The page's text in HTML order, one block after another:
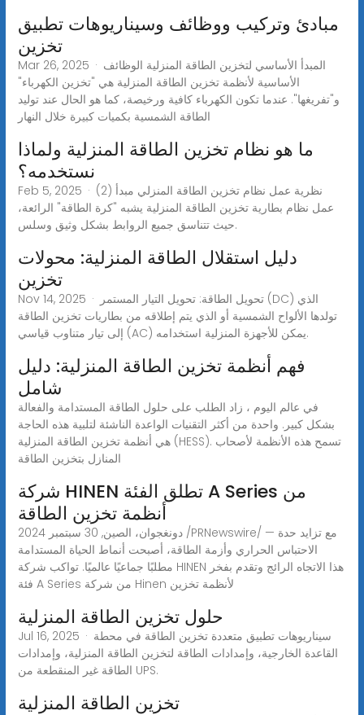
مبادئ وتركيب ووظائف وسيناريوهات تطبيق
تخزين
Mar 26, 2025 · المبدأ الأساسي لتخزين الطاقة المنزلية الوظائف
الأساسية لأنظمة تخزين الطاقة المنزلية هي "تخزين الكهرباء"
و"تفريغها". عندما تكون الكهرباء كافية ورخيصة، كما هو الحال عند توليد
الطاقة الشمسية بكميات كبيرة خلال النهار
ما هو نظام تخزين الطاقة المنزلية ولماذا
نستخدمه؟
Feb 5, 2025 · (2) نظرية عمل نظام تخزين الطاقة المنزلي مبدأ
عمل نظام بطارية تخزين الطاقة المنزلية يشبه "كرة الطاقة" الرائعة،
حيث تتناسق جميع الروابط بشكل وثيق وسلس.
دليل استقلال الطاقة المنزلية: محولات
تخزين
Nov 14, 2025 · تحويل الطاقة: تحويل التيار المستمر (DC) الذي
تولدها الألواح الشمسية أو الذي يتم إطلاقه من بطاريات تخزين الطاقة
إلى تيار متناوب قياسي (AC) يمكن للأجهزة المنزلية استخدامه.
فهم أنظمة تخزين الطاقة المنزلية: دليل
شامل
في عالم اليوم ، زاد الطلب على حلول الطاقة المستدامة والفعالة
بشكل كبير. واحدة من أكثر التقنيات الواعدة الناشئة لتلبية هذه الحاجة
هي أنظمة تخزين الطاقة المنزلية (HESS). تسمح هذه الأنظمة لأصحاب
المنازل بتخزين الطاقة
شركة HINEN تطلق الفئة A Series من
أنظمة تخزين الطاقة
دونغجوان، الصين, 30 سبتمبر 2024 /PRNewswire/ — مع تزايد حدة
الاحتباس الحراري وأزمة الطاقة، أصبحت أنماط الحياة المستدامة
مطلبًا جماعيًا عالميًا. تواكب شركة HINEN هذا الاتجاه الرائج وتقدم بفخر
فئة A Series من شركة Hinen لأنظمة تخزين
حلول تخزين الطاقة المنزلية
Jul 16, 2025 · سيناريوهات تطبيق متعددة تخزين الطاقة في محطة
القاعدة الخارجية، وإمدادات الطاقة لتخزين الطاقة المنزلية، وإمدادات
الطاقة غير المنقطعة من UPS.
تخزين الطاقة المنزلية